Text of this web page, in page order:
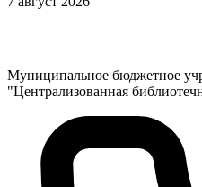
Муниципальное бюджетное
"Централизованная